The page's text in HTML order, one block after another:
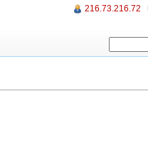
216.73.216.72